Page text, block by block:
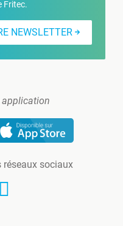
Fritec.
NEWSLETTER
application
réseaux sociaux